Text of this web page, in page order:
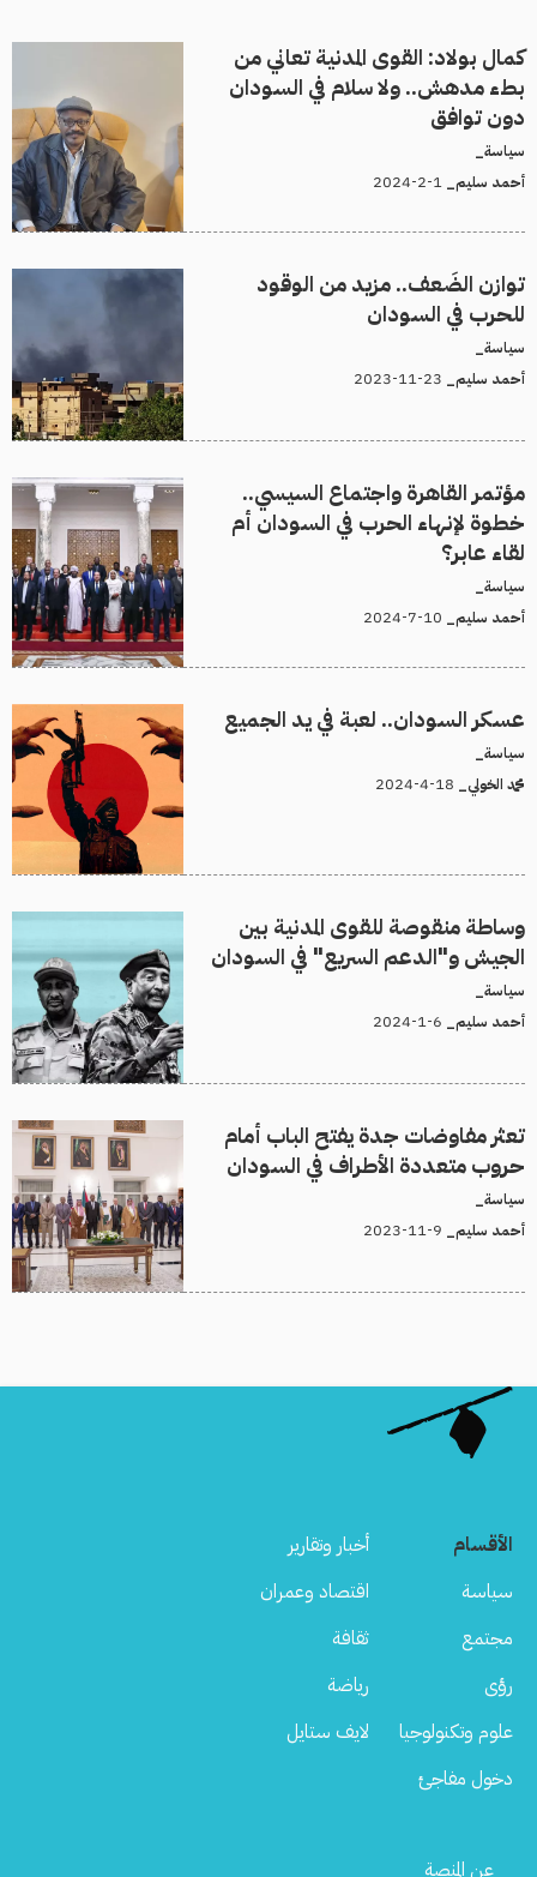
كمال بولاد: القوى المدنية تعاني من
بطء مدهش.. ولا سلام في السودان
دون توافق
سياسة_
أحمد سليم_
توازن الضَعف.. مزيد من الوقود
للحرب في السودان
سياسة_
أحمد سليم_
مؤتمر القاهرة واجتماع السيسي..
خطوة لإنهاء الحرب في السودان أم
لقاء عابر؟
سياسة_
أحمد سليم_
عسكر السودان.. لعبة في يد الجميع
سياسة_
محمد الخولي_
وساطة منقوصة للقوى المدنية بين
الجيش و"الدعم السريع" في السودان
سياسة_
أحمد سليم_
تعثر مفاوضات جدة يفتح الباب أمام
حروب متعددة الأطراف في السودان
سياسة_
أحمد سليم_
الأقسام
أخبار وتقارير
سياسة
اقتصاد وعمران
مجتمع
ثقافة
رؤى
رياضة
علوم وتكنولوجيا
لايف ستايل
دخول مفاجئ
Footer
عن المنصة